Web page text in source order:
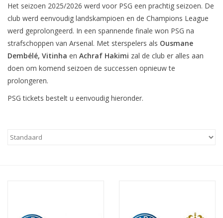
Het seizoen 2025/2026 werd voor PSG een prachtig seizoen. De
club werd eenvoudig landskampioen en de Champions League
werd geprolongeerd. In een spannende finale won PSG na
strafschoppen van Arsenal. Met sterspelers als Ousmane
Dembélé, Vitinha en Achraf Hakimi zal de club er alles aan
doen om komend seizoen de successen opnieuw te
prolongeren.
PSG tickets bestelt u eenvoudig hieronder.